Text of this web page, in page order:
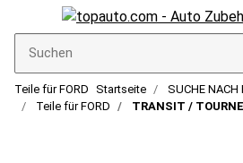
Teile für FORD Startseite
SUCHE NACH
Teile für FORD
TRANSIT /